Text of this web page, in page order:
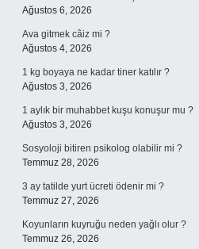
Ağustos 6, 2026
Ava gitmek câiz mi ?
Ağustos 4, 2026
1 kg boyaya ne kadar tiner katılır ?
Ağustos 3, 2026
1 aylık bir muhabbet kuşu konuşur mu ?
Ağustos 3, 2026
Sosyoloji bitiren psikolog olabilir mi ?
Temmuz 28, 2026
3 ay tatilde yurt ücreti ödenir mi ?
Temmuz 27, 2026
Koyunların kuyruğu neden yağlı olur ?
Temmuz 26, 2026